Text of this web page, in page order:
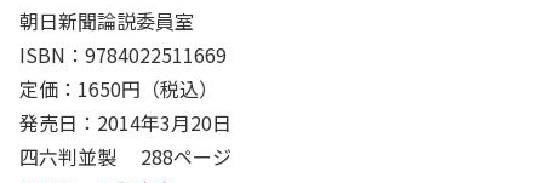
朝日新聞論説委員室
ISBN：9784022511669
定価：1650円（税込）
発売日：2014年3月20日
四六判並製 288ページ